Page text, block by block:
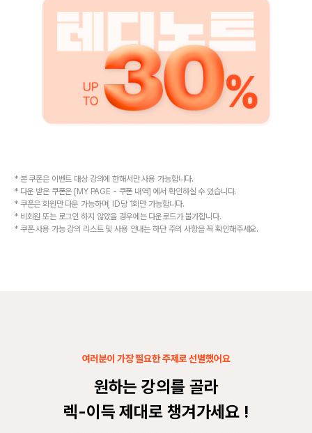
* 본 쿠폰은 이벤트 대상 강의에 한해서만 사용 가능합니다.
* 다운 받은 쿠폰은 [MY PAGE - 쿠폰 내역] 에서 확인하실 수 있습니다.
* 쿠폰은 회원만 다운 가능하며, ID당 1회만 가능합니다.
* 비회원 또는 로그인 하지 않았을 경우에는 다운로드가 불가합니다.
* 쿠폰 사용 가능 강의 리스트 및 사용 안내는 하단 주의 사항을 꼭 확인해주세요.
여러분이 가장 필요한 주제로 선별했어요
원하는 강의를 골라
렉-이득 제대로 챙겨가세요 !